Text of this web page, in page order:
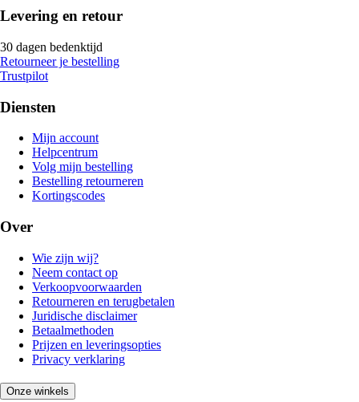
Levering en retour
30 dagen bedenktijd
Retourneer je bestelling
Trustpilot
Diensten
Mijn account
Helpcentrum
Volg mijn bestelling
Bestelling retourneren
Kortingscodes
Over
Wie zijn wij?
Neem contact op
Verkoopvoorwaarden
Retourneren en terugbetalen
Juridische disclaimer
Betaalmethoden
Prijzen en leveringsopties
Privacy verklaring
Onze winkels